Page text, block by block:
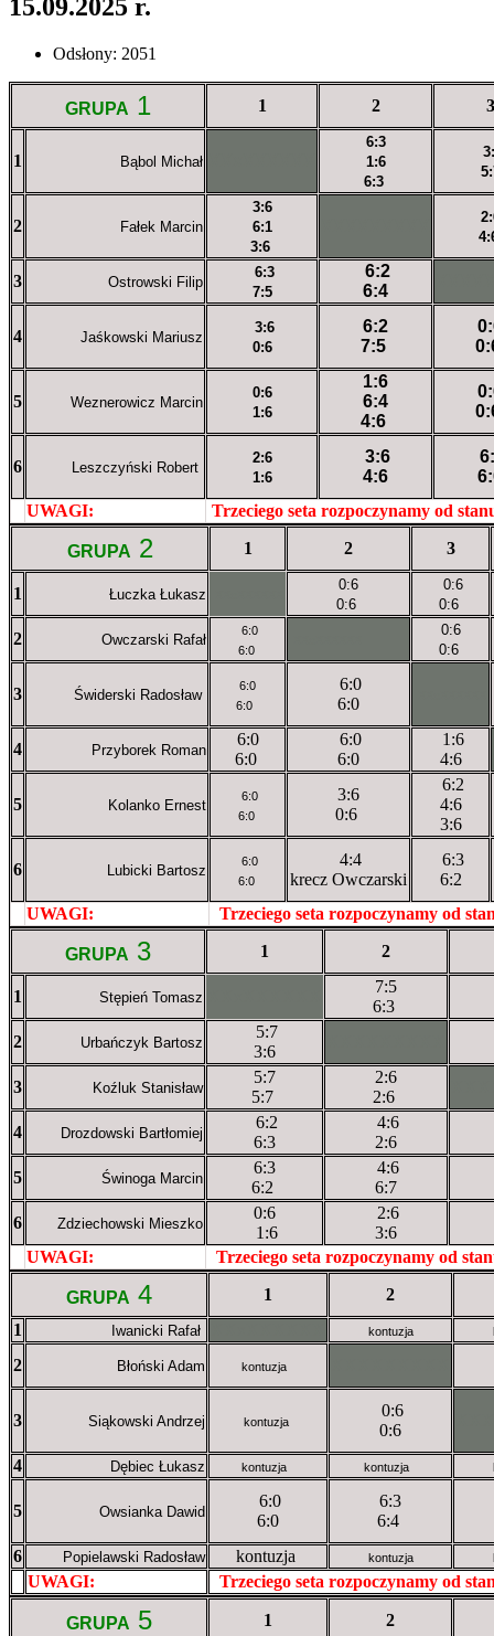
15.09.2025 r.
Odsłony: 2051
GRUPA 1 1 2 3
1 Bąbol Michał
6:3
1:6
6:3
2 Fałek Marcin
3:6
6:1
3:6
3 Ostrowski Filip
6:3
7:5
6:2
6:4
4 Jaśkowski Mariusz
3:6
0:6
6:2
7:5
5 Weznerowicz Marcin
0:6
1:6
1:6
6:4
4:6
6 Leszczyński Robert
2:6
1:6
3:6
4:6
UWAGI:
Trzeciego seta rozpoczynamy od
GRUPA 2 1 2 3
1 Łuczka Łukasz
0:6
0:6
0:6
0:6
2 Owczarski Rafał
6:0
6:0
0:6
0:6
3 Świderski Radosław
6:0
6:0
6:0
6:0
4 Przyborek Roman
6:0
6:0
6:0
6:0
1:6
4:6
5 Kolanko Ernest
6:0
6:0
3:6
0:6
6:2
4:6
3:6
6 Lubicki Bartosz
6:0
6:0
4:4
krecz Owczarski
6:3
6:2
UWAGI:
Trzeciego seta rozpoczynamy od
GRUPA 3 1 2
1 Stępień Tomasz
7:5
6:3
2
Urbańczyk Bartosz
5:7
3:6
3 Koźluk Stanisław
5:7
5:7
2:6
2:6
4 Drozdowski Bartłomiej
6:2
6:3
4:6
2:6
5
Świnoga Marcin
6:3
6:2
4:6
6:7
6
Zdziechowski Mieszko
0:6
1:6
2:6
3:6
UWAGI:
Trzeciego seta rozpoczynamy od
GRUPA 4 1
2
1
Iwanicki Rafał kontuzja
2 Błoński Adam kontuzja
3 Siąkowski Andrzej kontuzja
0:6
0:6
4 Dębiec Łukasz kontuzja kontuzja
5 Owsianka Dawid
6:0
6:0
6:3
6:4
6
Popielawski Radosław kontuzja kontuzja
UWAGI: Trzeciego seta rozpoczynamy od
GRUPA 5 1 2